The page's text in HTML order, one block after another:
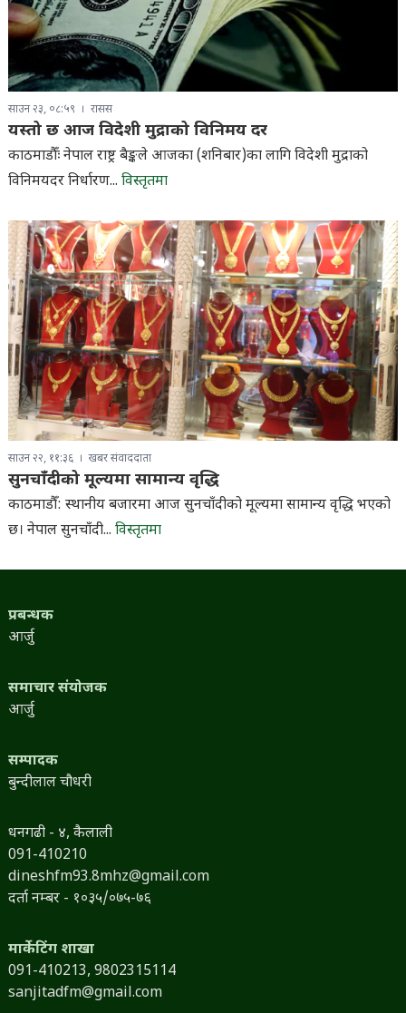
साउन २३, ०८:५९ रासस
यस्तो छ आज विदेशी मुद्राको विनिमय दर
काठमाडौँः नेपाल राष्ट्र बैङ्कले आजका (शनिबार)का लागि विदेशी मुद्राको
विनिमयदर निर्धारण... विस्तृतमा
साउन २२, ११:३६ खबर संवाददाता
सुनचाँदीको मूल्यमा सामान्य वृद्धि
काठमाडौँ: स्थानीय बजारमा आज सुनचाँदीको मूल्यमा सामान्य वृद्धि भएको
छ। नेपाल सुनचाँदी... विस्तृतमा
प्रबन्धक
आर्जु
समाचार संयोजक
आर्जु
सम्पादक
बुन्दीलाल चौधरी
धनगढी - ४, कैलाली
091-410210
dineshfm93.8mhz@gmail.com
दर्ता नम्बर - १०३५/०७५-७६
मार्केटिंग शाखा
091-410213, 9802315114
sanjitadfm@gmail.com